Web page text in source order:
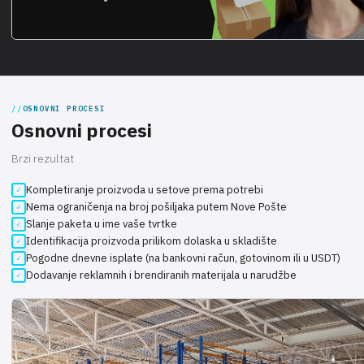
OSNOVNI PROCESI
Osnovni procesi
Brzi rezultat
Kompletiranje proizvoda u setove prema potrebi
Nema ograničenja na broj pošiljaka putem Nove Pošte
Slanje paketa u ime vaše tvrtke
Identifikacija proizvoda prilikom dolaska u skladište
Pogodne dnevne isplate (na bankovni račun, gotovinom ili u USDT)
Dodavanje reklamnih i brendiranih materijala u narudžbe